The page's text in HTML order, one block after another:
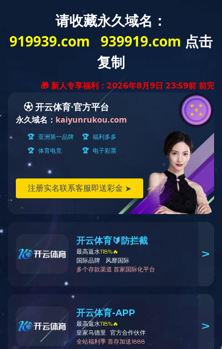
我们一直致力于提供最好的质量和服务
燃气电磁阀 工业电磁阀 法兰切断阀DN100
法兰切断阀DN100